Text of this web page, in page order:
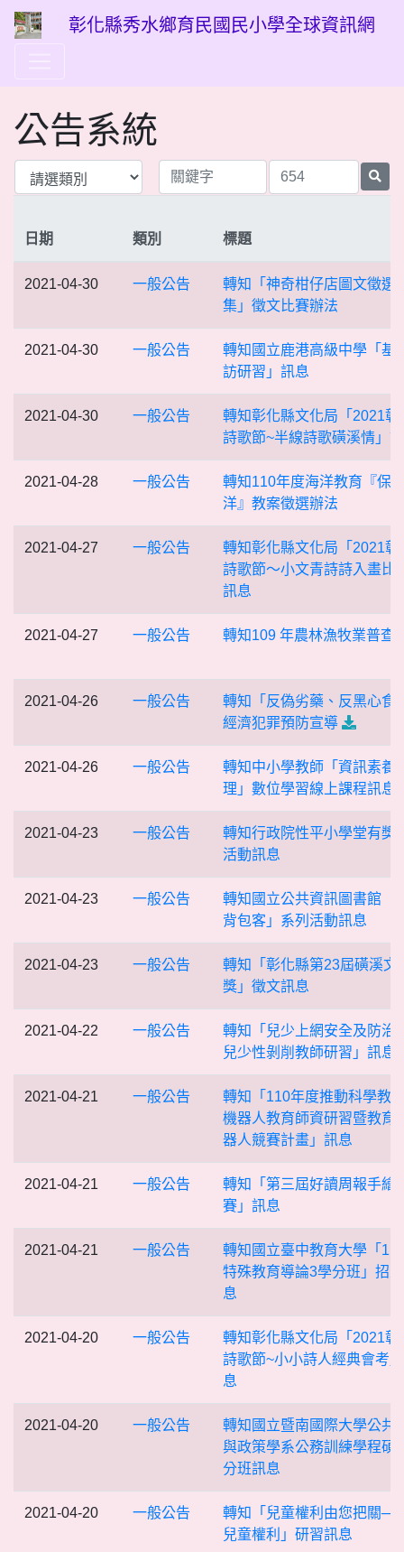
彰化縣秀水鄉育民國民小學全球資訊網
公告系統
日期 類別 標題
2021-04-30 一般公告
轉知「神奇柑仔店圖文徵選
集」徵文比賽辦法
2021-04-30 一般公告
轉知國立鹿港高級中學「基
訪研習」訊息
2021-04-30 一般公告
轉知彰化縣文化局「2021彰
詩歌節~半線詩歌磺溪情」
2021-04-28 一般公告
轉知110年度海洋教育『保
洋』教案徵選辦法
2021-04-27 一般公告
轉知彰化縣文化局「2021彰
詩歌節～小文青詩詩入畫比
訊息
2021-04-27 一般公告 轉知109 年農林漁牧業普查
2021-04-26 一般公告
轉知「反偽劣藥、反黑心食
經濟犯罪預防宣導
2021-04-26 一般公告
轉知中小學教師「資訊素養
理」數位學習線上課程訊息
2021-04-23 一般公告
轉知行政院性平小學堂有獎
活動訊息
2021-04-23 一般公告
轉知國立公共資訊圖書館「
背包客」系列活動訊息
2021-04-23 一般公告
轉知「彰化縣第23屆磺溪文
獎」徵文訊息
2021-04-22 一般公告
轉知「兒少上網安全及防治
兒少性剝削教師研習」訊息
2021-04-21 一般公告
轉知「110年度推動科學教
機器人教育師資研習暨教育
器人競賽計畫」訊息
2021-04-21 一般公告
轉知「第三屆好讀周報手繪
賽」訊息
2021-04-21 一般公告
轉知國立臺中教育大學「
特殊教育導論3學分班」招
息
2021-04-20 一般公告
轉知彰化縣文化局「2021彰
詩歌節~小小詩人經典會考
息
2021-04-20 一般公告
轉知國立暨南國際大學公共
與政策學系公務訓練學程碩
分班訊息
2021-04-20 一般公告
轉知「兒童權利由您把關─
兒童權利」研習訊息